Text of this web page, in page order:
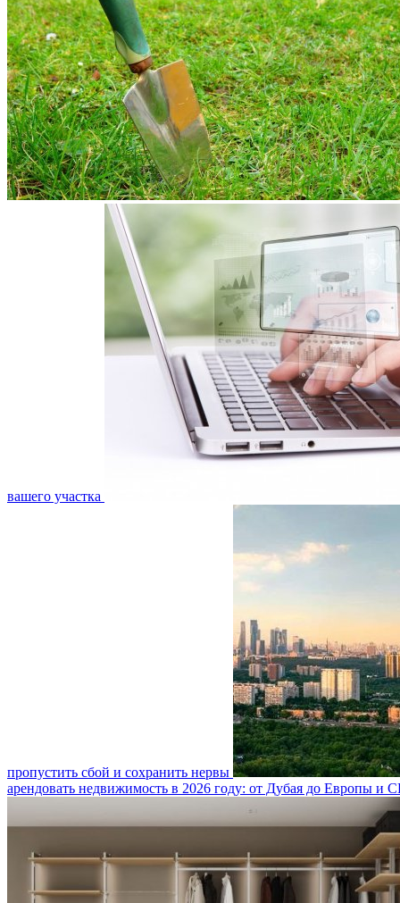
вашего участка
пропустить сбой и сохранить нервы
арендовать недвижимость в 2026 году: от Дубая до Европы и